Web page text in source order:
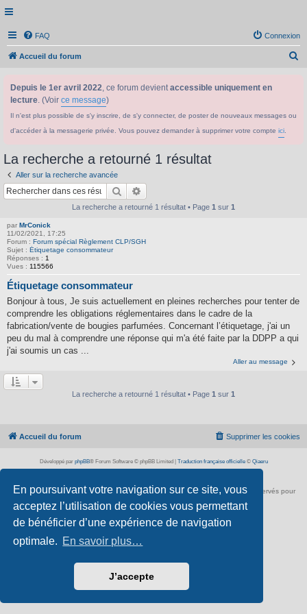
En poursuivant votre navigation sur ce site, vous
acceptez l’utilisation de cookies vous permettant
de bénéficier d’une expérience de navigation
optimale. En savoir plus…
J’accepte
FAQ Connexion
Accueil du forum
Depuis le 1er avril 2022, ce forum devientaccessible uniquement en
lecture. (Voir ce message)
Il n'est plus possible de s'y inscrire, de s'y connecter, de poster de nouveaux messages ou
d'accéder à la messagerie privée. Vous pouvez demander à supprimer votre compte ici
La recherche a retourné 1 résultat
Aller sur la recherche avancée
Rechercher
La recherche a retourné 1 résultat • Page 1 sur 1
par MrConick
11/02/2021, 17:25
Forum : Forum spécial Règlement CLP/SGH
Sujet : Étiquetage consommateur
Réponses : 1
Vues : 115566
Étiquetage consommateur
Bonjour à tous, Je suis actuellement en pleines recherches pour tenter de
comprendre les obligations réglementaires dans le cadre de la
fabrication/vente de bougies parfumées. Concernant l’étiquetage, j'ai un
peu du mal à comprendre une réponse qui m'a été faite par la DDPP a qui
j'ai soumis un cas ...
Aller au message
La recherche a retourné 1 résultat • Page 1 sur 1
Accueil du forum Supprimer les cookies
Développé par phpBB® Forum Software © phpBB Limited Traduction française officielle© Qiaeru
À propos de scienceamusante.net-Contact - ©Anima-Science. Tous droits réservés pour